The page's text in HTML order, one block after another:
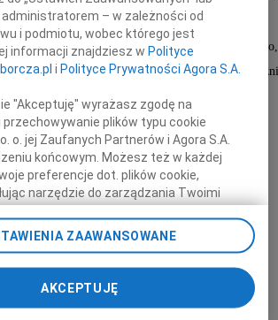
byłego wicemera samorządu rejonu wileńskiego,
zasłużonego dla kultury polskiej na
Paweł Adamowicz
Prezydent Miasta Gdańska
Bogdan Oleszek
Przewodniczący Rady Miasta Gdańska
– w zależności od
i podmiotu, wobec którego jest
informacji znajdziesz wPolityce
iPolityce Prywatności Agora S.A.
"Akceptuję" wyrażasz zgodę na
plików typu cookie
o. jej Zaufanych Partnerów i Agora S.A.
końcowym. Możesz też w każdej
preferencje dot. plików cookie,
narzędzie do zarządzania Twoimi
przetwarzania danych poprzez
prywatności” w stopce serwisu i
„Ustawienia zaawansowane”.
przeglądarki.
ZAAWANSOWANE
AKCEPTUJĘ